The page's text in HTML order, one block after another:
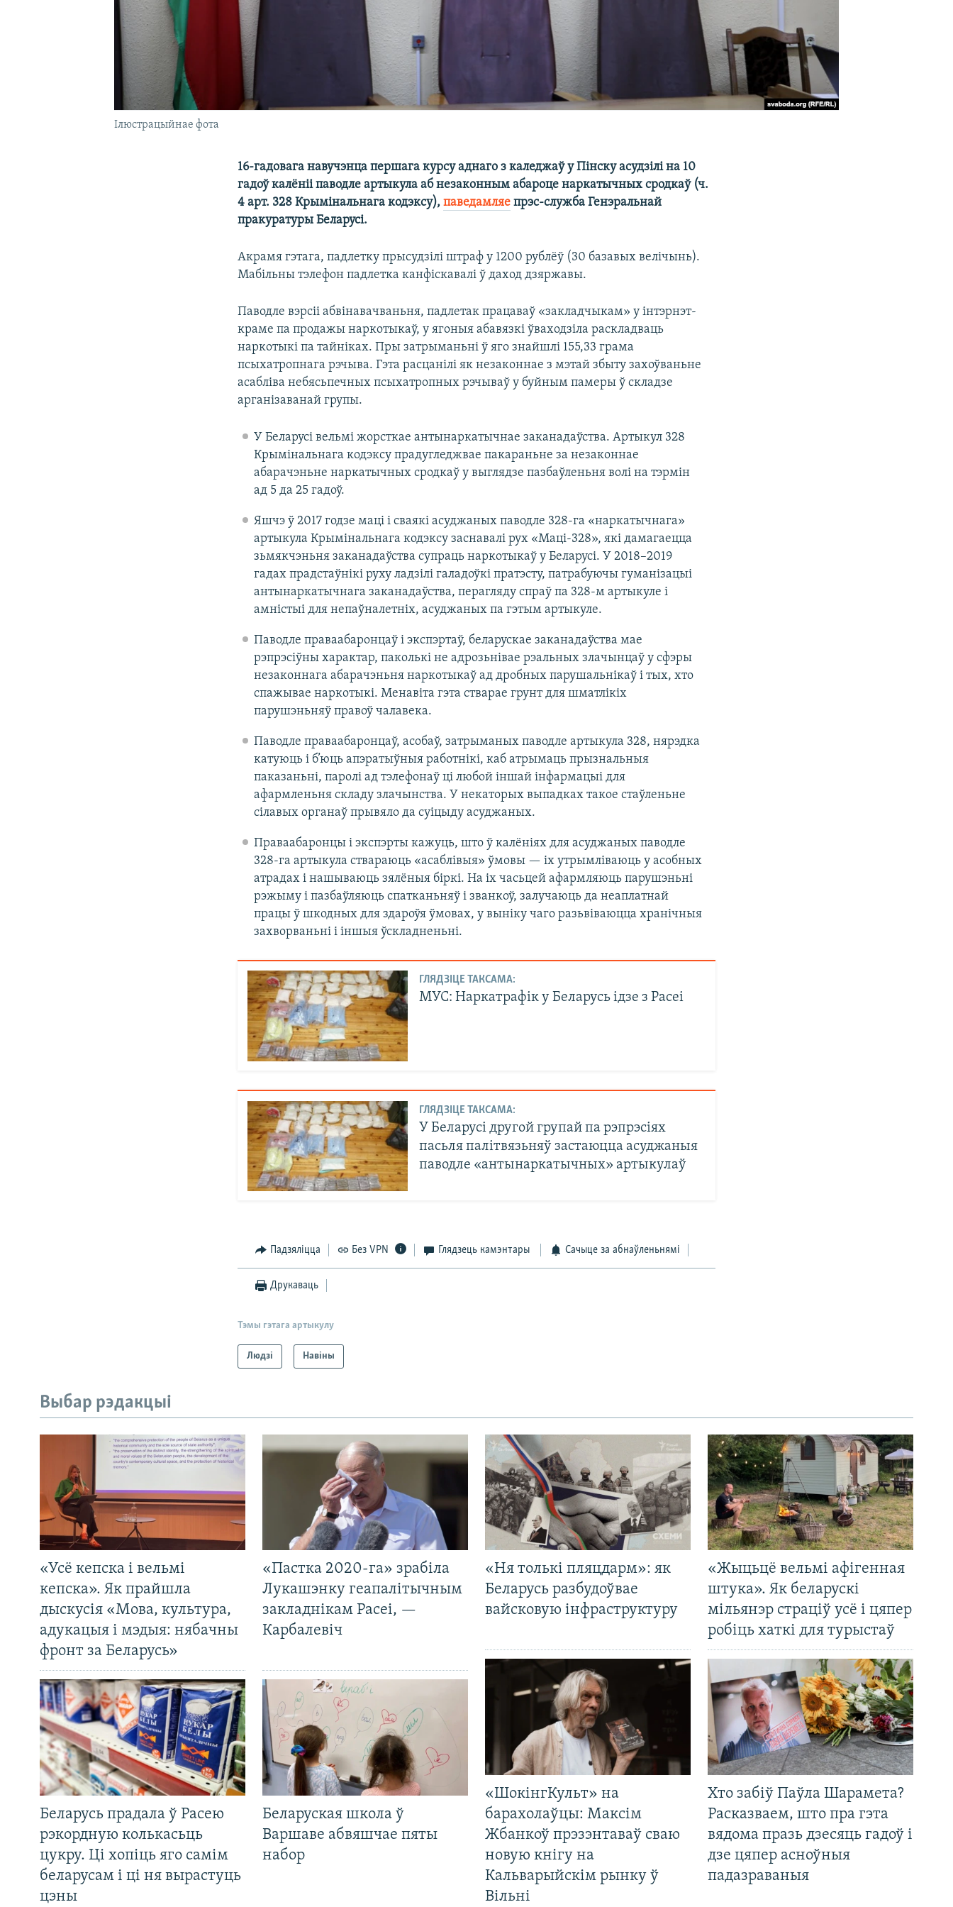
Ілюстрацыйнае фота
16-гадовага навучэнца першага курсу аднаго з каледжаў у Пінску асудзілі на 10
гадоў калёніі паводле артыкула аб незаконным абароце наркатычных сродкаў (ч.
4 арт. 328 Крымінальнага кодэксу),паведамляе прэс-служба Генэральнай
пракуратуры Беларусі.
Акрамя гэтага, падлетку прысудзілі штраф у 1200 рублёў (30 базавых велічынь).
Мабільны тэлефон падлетка канфіскавалі ў даход дзяржавы.
Паводле вэрсіі абвінавачваньня, падлетак працаваў «закладчыкам» у інтэрнэт-
краме па продажы наркотыкаў, у ягоныя абавязкі ўваходзіла раскладваць
наркотыкі па тайніках. Пры затрыманьні ў яго знайшлі 155,33 грама
псыхатропнага рэчыва. Гэта расцанілі як незаконнае з мэтай збыту захоўваньне
асабліва небясьпечных псыхатропных рэчываў у буйным памеры ў складзе
арганізаванай групы.
У Беларусі вельмі жорсткае антынаркатычнае заканадаўства. Артыкул 328
Крымінальнага кодэксу прадугледжвае пакараньне за незаконнае
абарачэньне наркатычных сродкаў у выглядзе пазбаўленьня волі на тэрмін
ад 5 да 25 гадоў.
Яшчэ ў 2017 годзе маці і сваякі асуджаных паводле 328-га «наркатычнага»
артыкула Крымінальнага кодэксу заснавалі рух «Маці-328», які дамагаецца
зьмякчэньня заканадаўства супраць наркотыкаў у Беларусі. У 2018–2019
гадах прадстаўнікі руху ладзілі галадоўкі пратэсту, патрабуючы гуманізацыі
антынаркатычнага заканадаўства, перагляду спраў па 328-м артыкуле і
амністыі для непаўналетніх, асуджаных па гэтым артыкуле.
Паводле праваабаронцаў і экспэртаў, беларускае заканадаўства мае
рэпрэсіўны характар, паколькі не адрозьнівае рэальных злачынцаў у сфэры
незаконнага абарачэньня наркотыкаў ад дробных парушальнікаў і тых, хто
спажывае наркотыкі. Менавіта гэта стварае грунт для шматлікіх
парушэньняў правоў чалавека.
Паводле праваабаронцаў, асобаў, затрыманых паводле артыкула 328, нярэдка
катуюць і б’юць апэратыўныя работнікі, каб атрымаць прызнальныя
паказаньні, паролі ад тэлефонаў ці любой іншай інфармацыі для
афармленьня складу злачынства. У некаторых выпадках такое стаўленьне
сілавых органаў прывяло да суіцыду асуджаных.
Праваабаронцы і экспэрты кажуць, што ў калёніях для асуджаных паводле
328-га артыкула ствараюць «асаблівыя» ўмовы — іх утрымліваюць у асобных
атрадах і нашываюць зялёныя біркі. На іх часьцей афармляюць парушэньні
рэжыму і пазбаўляюць спатканьняў і званкоў, залучаюць да неаплатнай
працы ў шкодных для здароўя ўмовах, у выніку чаго разьвіваюцца хранічныя
захворваньні і іншыя ўскладненьні.
ГЛЯДЗІЦЕ ТАКСАМА:
МУС: Наркатрафік у Беларусь ідзе з Расеі
ГЛЯДЗІЦЕ ТАКСАМА:
У Беларусі другой групай па рэпрэсіях
пасьля палітвязьняў застаюцца асуджаныя
паводле «антынаркатычных» артыкулаў
Падзяліцца Без VPN Глядзець камэнтары Сачыце за абнаўленьнямі
Друкаваць
Тэмы гэтага артыкулу
Людзі Навіны
Выбар рэдакцыі
«Усё кепска і вельмі
кепска». Як прайшла
дыскусія «Мова, культура,
адукацыя і мэдыя: нябачны
фронт за Беларусь»
«Пастка 2020-га» зрабіла
Лукашэнку геапалітычным
закладнікам Расеі, —
Карбалевіч
Беларусь прадала ў Расею
рэкордную колькасьць
цукру. Ці хопіць яго самім
беларусам і ці ня вырастуць
цэны
Беларуская школа ў
Варшаве абвяшчае пяты
набор
«Ня толькі пляцдарм»: як
Беларусь разбудоўвае
вайсковую інфраструктуру
«Жыцьцё вельмі афігенная
штука». Як беларускі
мільянэр страціў усё і цяпер
робіць хаткі для турыстаў
«ШокінгКульт» на
барахолаўцы: Максім
Жбанкоў прэзэнтаваў сваю
новую кнігу на
Кальварыйскім рынку ў
Вільні
Хто забіў Паўла Шарамета?
Расказваем, што пра гэта
вядома празь дзесяць гадоў і
дзе цяпер асноўныя
падазраваныя